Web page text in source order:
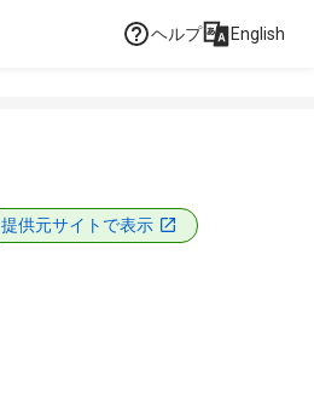
ヘルプ English
提供元サイトで表示